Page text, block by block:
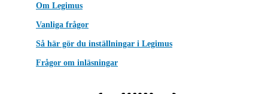
Om Legimus
Vanliga frågor
Så här gör du inställningar i Legimus
Frågor om inläsningar